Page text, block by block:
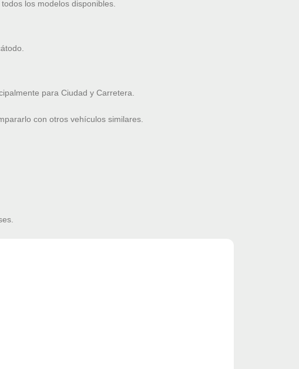
los modelos disponibles.
para Ciudad y Carretera.
con otros vehículos similares.